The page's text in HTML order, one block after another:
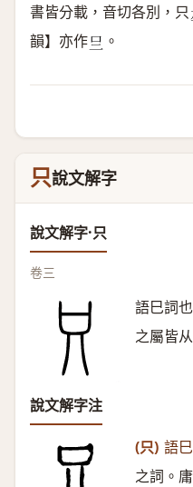
書皆分載，音切各別，只
韻】亦作𠮡 。
只說文解字
說文解字·只
卷三
語巳詞
之屬皆
說文解字注
(只) 語
之詞。